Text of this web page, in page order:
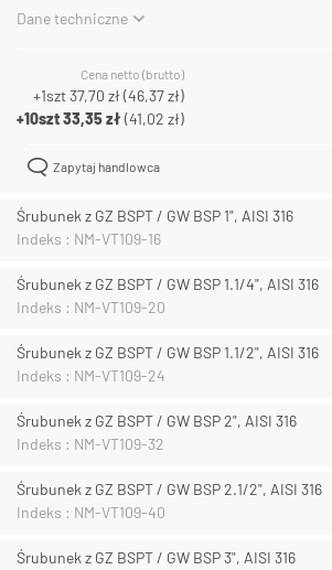
Dane techniczne
Cena netto (brutto)
+1szt37,70 zł(46,37 zł)
+10szt33,35 zł(41,02 zł)
Zapytaj handlowca
Śrubunek z GZ BSPT / GW BSP 1", AISI 316
Indeks : NM-VT109-16
Śrubunek z GZ BSPT / GW BSP 1.1/4", AISI 316
Indeks : NM-VT109-20
Śrubunek z GZ BSPT / GW BSP 1.1/2", AISI 316
Indeks : NM-VT109-24
Śrubunek z GZ BSPT / GW BSP 2", AISI 316
Indeks : NM-VT109-32
Śrubunek z GZ BSPT / GW BSP 2.1/2", AISI 316
Indeks : NM-VT109-40
Śrubunek z GZ BSPT / GW BSP 3", AISI 316